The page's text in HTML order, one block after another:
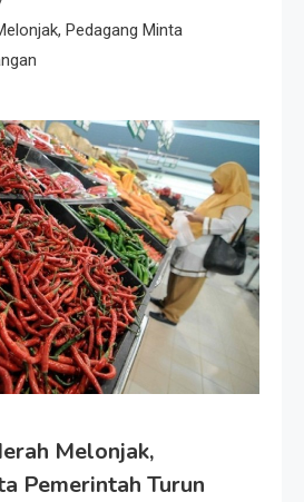
Pedagang Minta
Melonjak,
Pemerintah Turun